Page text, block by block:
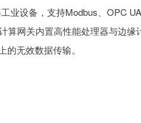
业设备，支持Modbus、OPC
网关内置高性能处理器与边缘
无效数据传输。